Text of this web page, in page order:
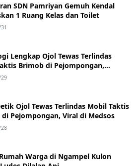
SDN Pamriyan Gemuh Kendal
1 Ruang Kelas dan Toilet
Lengkap Ojol Tewas Terlindas
Brimob di Pejompongan,
Sedang Antar Orderan
Ojol Tewas Terlindas Mobil Taktis
Pejompongan, Viral di Medsos
Warga di Ngampel Kulon